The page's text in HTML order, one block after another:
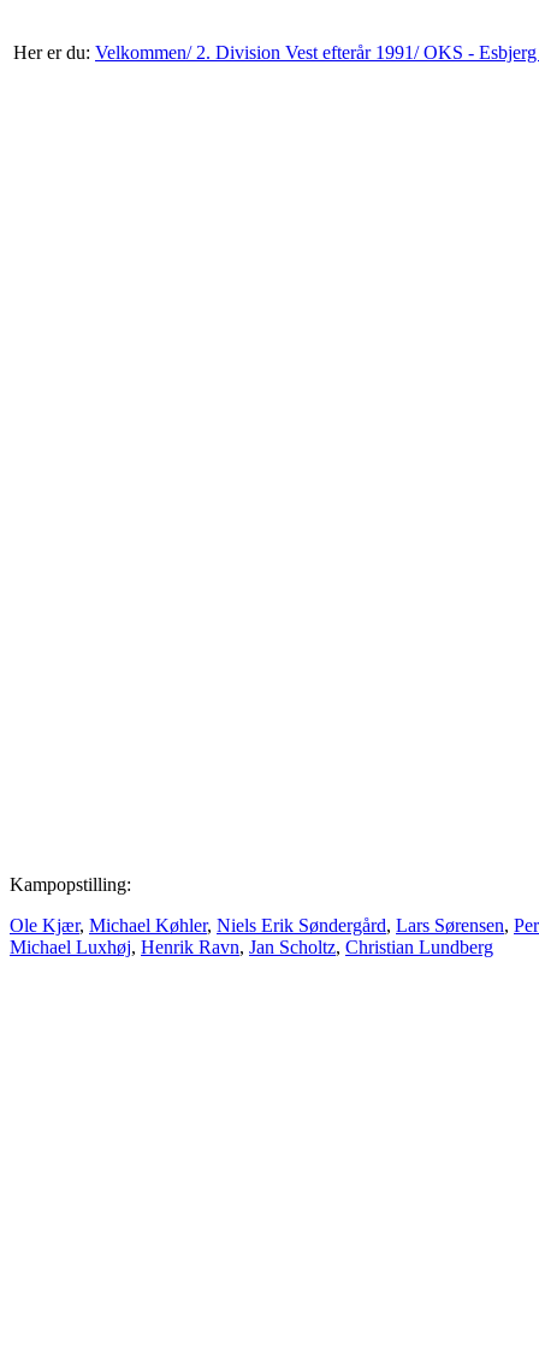
Her er du: Velkommen/ 2. Division Vest efterår 1991/OKS -
Kampopstilling:
Ole Kjær, Michael Køhler, Niels Erik Søndergård, Lars Sørensen,
Michael Luxhøj, Henrik Ravn, Jan Scholtz, Christian Lundberg